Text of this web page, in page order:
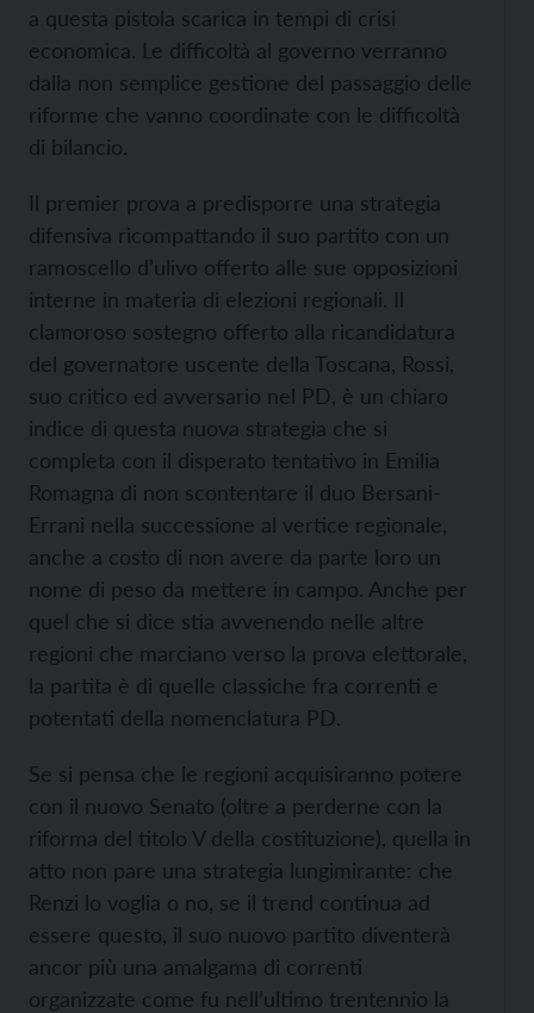
a questa pistola scarica in tempi di crisi
economica. Le difficoltà al governo verranno
dalla non semplice gestione del passaggio delle
riforme che vanno coordinate con le difficoltà
di bilancio.
Il premier prova a predisporre una strategia
difensiva ricompattando il suo partito con un
ramoscello d’ulivo offerto alle sue opposizioni
interne in materia di elezioni regionali. Il
clamoroso sostegno offerto alla ricandidatura
del governatore uscente della Toscana, Rossi,
suo critico ed avversario nel PD, è un chiaro
indice di questa nuova strategia che si
completa con il disperato tentativo in Emilia
Romagna di non scontentare il duo Bersani-
Errani nella successione al vertice regionale,
anche a costo di non avere da parte loro un
nome di peso da mettere in campo. Anche per
quel che si dice stia avvenendo nelle altre
regioni che marciano verso la prova elettorale,
la partita è di quelle classiche fra correnti e
potentati della nomenclatura PD.
Se si pensa che le regioni acquisiranno potere
con il nuovo Senato (oltre a perderne con la
riforma del titolo V della costituzione), quella in
atto non pare una strategia lungimirante: che
Renzi lo voglia o no, se il trend continua ad
essere questo, il suo nuovo partito diventerà
ancor più una amalgama di correnti
organizzate come fu nell’ultimo trentennio la